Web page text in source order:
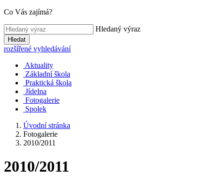
Co Vás zajímá?
Hledaný výraz
Hledat
rozšířené vyhledávání
Aktuality
Základní škola
Praktická škola
Jídelna
Fotogalerie
Spolek
Úvodní stránka
Fotogalerie
2010/2011
2010/2011